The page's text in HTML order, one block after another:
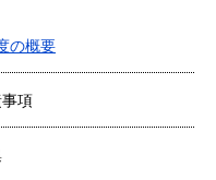
の概要
項